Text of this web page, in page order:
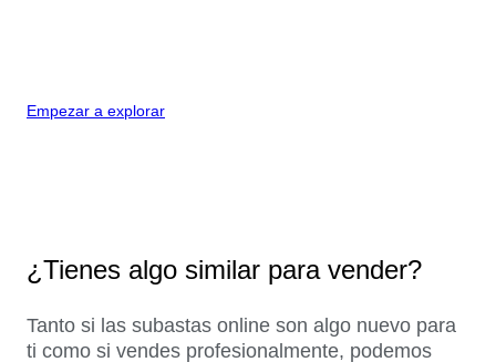
Empezar a explorar
¿Tienes algo similar para vender?
Tanto si las subastas online son algo nuevo para
ti como si vendes profesionalmente, podemos